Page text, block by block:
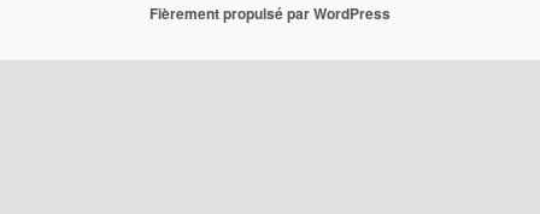
Fièrement propulsé par WordPress